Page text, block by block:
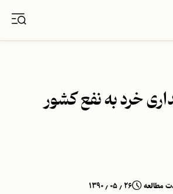
خرد به نفع کشور
۲۶ ٫ ۰۵ ٫ ۱۳۹۰